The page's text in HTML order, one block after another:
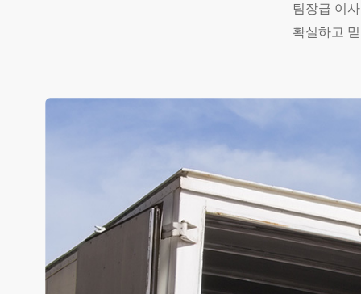
팀장급 이사
확실하고